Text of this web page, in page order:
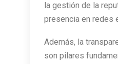
la gestión de la
presencia en redes
Además, la
son pilares